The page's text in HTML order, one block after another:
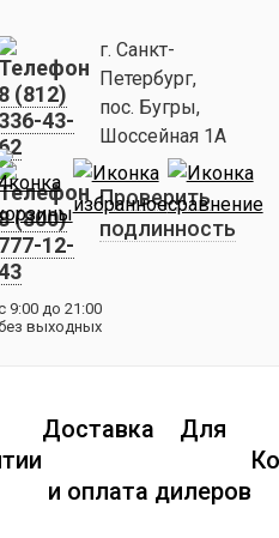
8 (812)
336-43-
(800)
777-12-
9:00 до 21:00
выходных
г. Санкт-
Петербург,
пос. Бугры,
Шоссейная 1А
Проверить
подлинность
Доставка
и оплата
Для
дилеров